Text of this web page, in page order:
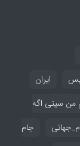
ایران
من سیتی اگه
جام